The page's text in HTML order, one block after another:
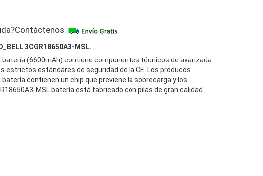
3CGR18650A3-MSL.
batería (6600mAh) contiene componentes técnicos de avanzada
estrictos estándares de seguridad de la CE. Los producos
batería contienen un chip que previene la sobrecarga y los
MSL batería está fabricado con pilas de gran calidad